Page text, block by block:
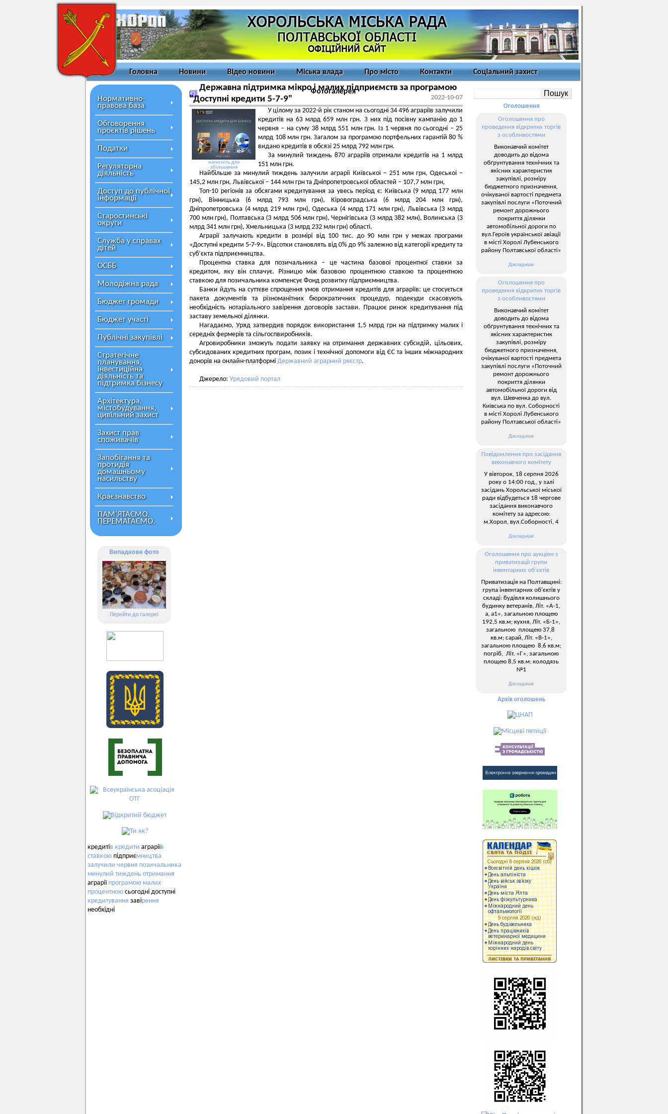
Головна Новини Відео новини Міська влада Про місто Контакти Соціальний захист
Фотогалерея
Нормативно-
правова база
Обговорення
проєктів рішень
Податки
Регуляторна
діяльність
Доступ до публічної
інформації
Старостинські
округи
Служба у справах
дітей
ОСББ
Молодіжна рада
Бюджет громади
Бюджет участі
Публічні закупівлі
Стратегічне
планування,
інвестиційна
діяльність та
підтримка бізнесу
Архітектура,
містобудування,
цивільний захист
Захист прав
споживачів
Запобігання та
протидія
домашньому
насильству
Краєзнавство
ПАМ’ЯТАЄМО.
ПЕРЕМАГАЄМО.
Випадкове фото
Перейти до галереї
кредитів кредити аграріїв
ставкою підприємництва
залучили червня позичальника
минулий тиждень отримання
аграрії програмою малих
процентною сьогодні доступні
кредитування завірення
необхідні
Державна підтримка мікро і малих підприємств за програмою
"Доступні кредити 5-7-9"
2022-10-07
натисніть для
збільшення
У цілому за 2022-й рік станом на сьогодні 34 496 аграріїв залучили
кредитів на 63 млрд 659 млн грн. З них під посівну кампанію до 1
червня – на суму 38 млрд 551 млн грн. Із 1 червня по сьогодні – 25
млрд 108 млн грн. Загалом за програмою портфельних гарантій 80 %
видано кредитів в обсязі 25 млрд 792 млн грн.
За минулий тиждень 870 аграріїв отримали кредитів на 1 млрд
151 млн грн.
Найбільше за минулий тиждень залучили аграрії Київської – 251 млн грн, Одеської –
145,2 млн грн, Львівської – 144 млн грн та Дніпропетровської областей – 107,7 млн грн,
Топ-10 регіонів за обсягами кредитування за увесь період є: Київська (9 млрд 177 млн
грн), Вінницька (6 млрд 793 млн грн), Кіровоградська (6 млрд 204 млн грн),
Дніпропетровська (4 млрд 219 млн грн), Одеська (4 млрд 171 млн грн), Львівська (3 млрд
700 млн грн), Полтавська (3 млрд 506 млн грн), Чернігівська (3 млрд 382 млн), Волинська (3
млрд 341 млн грн), Хмельницька (3 млрд 232 млн грн) області.
Аграрії залучають кредити в розмірі від 100 тис. до 90 млн грн у межах програми
«Доступні кредити 5-7-9». Відсотки становлять від 0% до 9% залежно від категорії кредиту та
суб’єкта підприємництва.
Процентна ставка для позичальника – це частина базової процентної ставки за
кредитом, яку він сплачує. Різницю між базовою процентною ставкою та процентною
ставкою для позичальника компенсує Фонд розвитку підприємництва.
Банки йдуть на суттєве спрощення умов отримання кредитів для аграріїв: це стосується
пакета документів та різноманітних бюрократичних процедур, подекуди скасовують
необхідність нотаріального завірення договорів застави. Працює ринок кредитування під
заставу земельної ділянки.
Нагадаємо, Уряд затвердив порядок використання 1,5 млрд грн на підтримку малих і
середніх фермерів та сільгоспвиробників.
Агровиробники зможуть подати заявку на отримання державних субсидій, цільових,
субсидованих кредитних програм, позик і технічної допомоги від ЄС та інших міжнародних
донорів на онлайн-платформі Державний аграрний реєстр.
Джерело: Урядовий портал
Оголошення
Оголошення про
проведення відкритих торгів
з особливостями
Виконавчий комітет
доводить до відома
обґрунтування технічних та
якісних характеристик
закупівлі, розміру
бюджетного призначення,
очікуваної вартості предмета
закупівлі послуги «Поточний
ремонт дорожнього
покриття ділянки
автомобільної дороги по
вул.Героїв української авіації
в місті Хоролі Лубенського
району Полтавської області»
Докладніше
Оголошення про
проведення відкритих торгів
з особливостями
Виконавчий комітет
доводить до відома
обґрунтування технічних та
якісних характеристик
закупівлі, розміру
бюджетного призначення,
очікуваної вартості предмета
закупівлі послуги «Поточний
ремонт дорожнього
покриття ділянки
автомобільної дороги від
вул. Шевченка до вул.
Київська по вул. Соборності
в місті Хоролі Лубенського
району Полтавської області»
Докладніше
Повідомлення про засідання
виконавчого комітету
У вівторок, 18 серпня 2026
року о 14:00 год., у залі
засідань Хорольської міської
ради відбудеться 18 чергове
засідання виконавчого
комітету за адресою:
м.Хорол, вул.Соборності, 4
Докладніше
Оголошення про аукціон з
приватизації групи
інвентарних об’єктів
Приватизація на Полтавщині:
група інвентарних об’єктів у
складі: будівля колишнього
будинку ветеранів, Літ. «А-1,
а, а1», загальною площею
192,5 кв.м; кухня, Літ. «Б-1»,
загальною площею 37,8
кв.м; сарай, Літ. «В-1»,
загальною площею 8,6 кв.м;
погріб, Літ. «Г», загальною
площею 8,5 кв.м; колодязь
№1
Докладніше
Архів оголошень